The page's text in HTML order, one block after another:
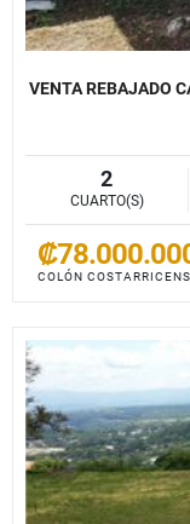
VENTA REBAJADO
2
CUARTO(S)
COLÓN